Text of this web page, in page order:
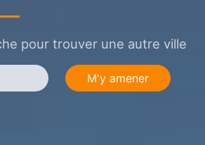
pour trouver une autre ville
M'y amener